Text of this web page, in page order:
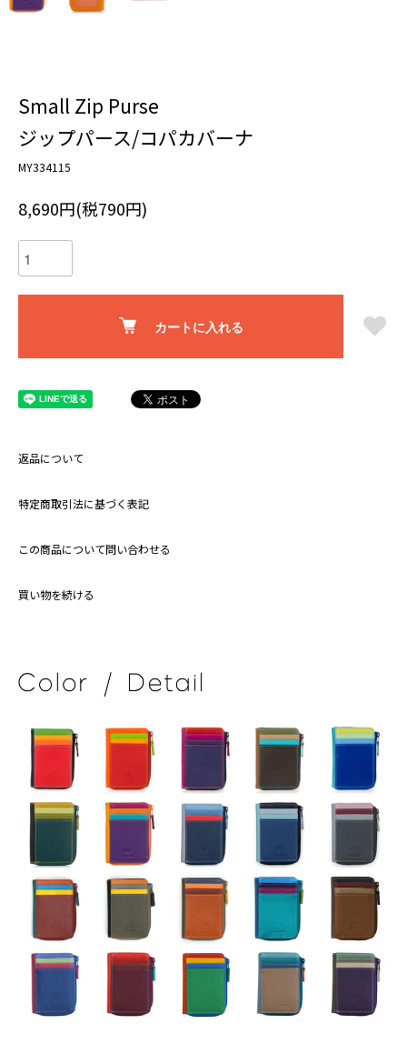
Small Zip Purse
ジップパース/コパカバーナ
MY334115
8,690円(税790円)
カートに入れる
返品について
特定商取引法に基づく表記
この商品について問い合わせる
買い物を続ける